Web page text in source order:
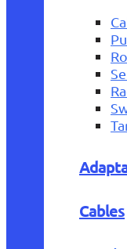
Cables